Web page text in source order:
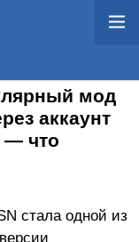
мод
аккаунт
— что
стала одной из